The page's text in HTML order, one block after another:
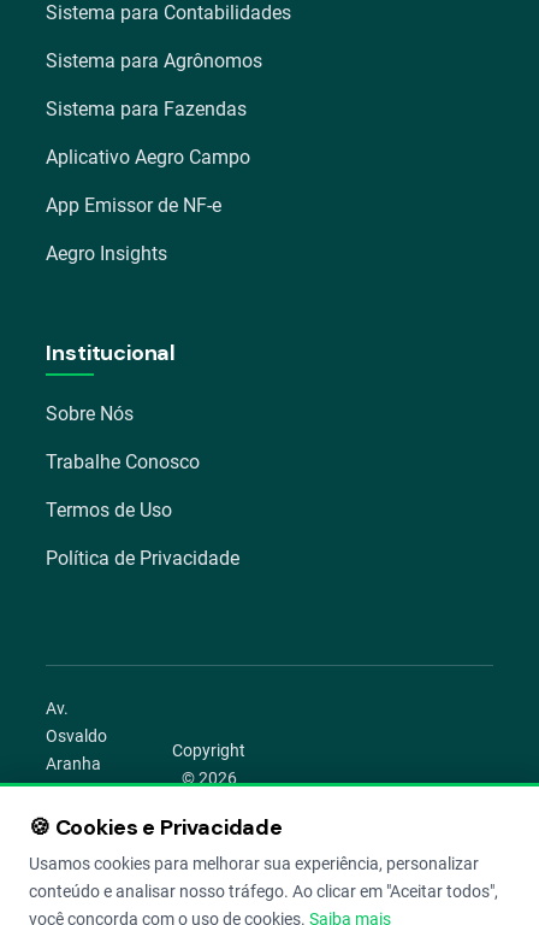
Sistema para Contabilidades
Sistema para Agrônomos
Sistema para Fazendas
Aplicativo Aegro Campo
App Emissor de NF-e
Aegro Insights
Institucional
Sobre Nós
Trabalhe Conosco
Termos de Uso
Política de Privacidade
Av.
Osvaldo
Aranha
1022 –
Bom
Porto
Alegre –
Copyright
© 2026
Todos os
direitos
reservados.
🍪 Cookies e Privacidade
Usamos cookies para melhorar sua experiência, personalizar
conteúdo e analisar nosso tráfego. Ao clicar em "Aceitar todos",
você concorda com o uso de cookies. Saiba mais